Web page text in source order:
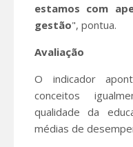
estamos com
gestão", pontua.
Avaliação
O indicador
conceitos
qualidade da
médias de